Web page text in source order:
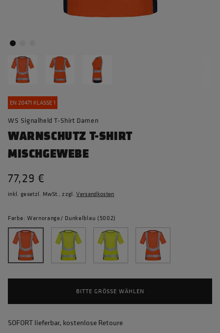
EN 20471 KLASSE 1
WS Signalheld T-Shirt Damen
WARNSCHUTZ T-SHIRT
MISCHGEWEBE
77,29 €
inkl. gesetzl. MwSt., zzgl.Versandkosten
Farbe: Warnorange/ Dunkelblau (5002)
BITTE GRÖSSE WÄHLEN
SOFORT lieferbar, kostenlose Retoure